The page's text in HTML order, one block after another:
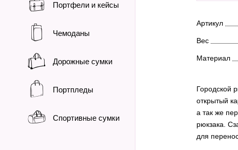
Портфели и кейсы
Чемоданы
Дорожные сумки
Портпледы
Спортивные сумки
Артикул
Вес
Материал
Городской
открытый
а так же
рюкзака.
для